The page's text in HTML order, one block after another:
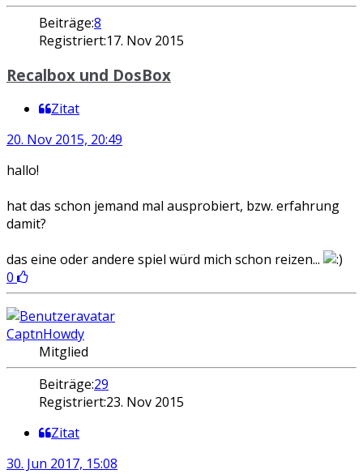
Beiträge:8
Registriert:17. Nov 2015
Recalbox und DosBox
Zitat
20. Nov 2015, 20:49
hallo!
hat das schon jemand mal ausprobiert, bzw. erfahrung
damit?
das eine oder andere spiel würd mich schon reizen...
0
CaptnHowdy
Mitglied
Beiträge:29
Registriert:23. Nov 2015
Zitat
30. Jun 2017, 15:08